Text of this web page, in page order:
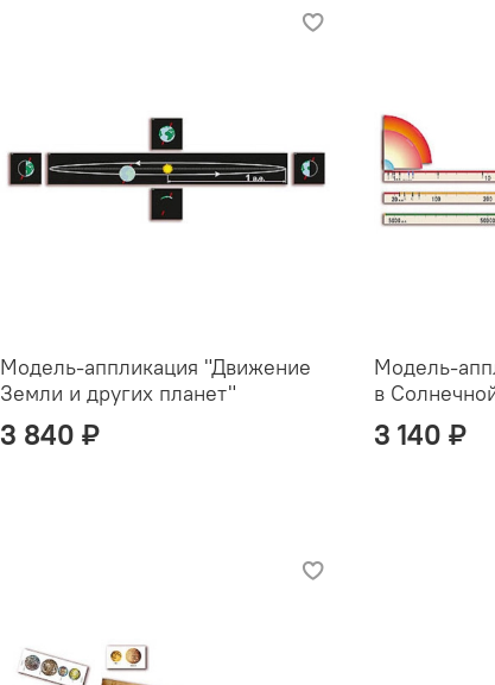
Модель-аппликация "Движение
Земли и других планет"
3 840 ₽
Модель-
в
3 140 ₽